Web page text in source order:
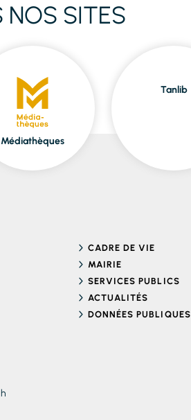
NOS SITES
Médiathèques
Tanlib
CADRE DE VIE
MAIRIE
SERVICES PUBLICS
ACTUALITÉS
DONNÉES PUBLIQUES